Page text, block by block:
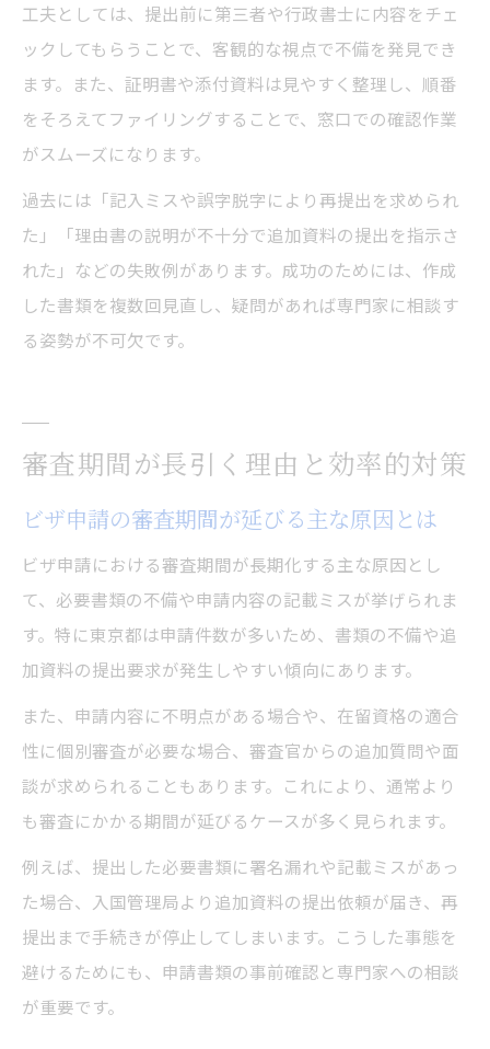
工夫としては、提出前に第三者や行政書士に内容をチェ
ックしてもらうことで、客観的な視点で不備を発見でき
ます。また、証明書や添付資料は見やすく整理し、順番
をそろえてファイリングすることで、窓口での確認作業
がスムーズになります。
過去には「記入ミスや誤字脱字により再提出を求められ
た」「理由書の説明が不十分で追加資料の提出を指示さ
れた」などの失敗例があります。成功のためには、作成
した書類を複数回見直し、疑問があれば専門家に相談す
る姿勢が不可欠です。
審査期間が長引く理由と効率的対策
ビザ申請の審査期間が延びる主な原因とは
ビザ申請における審査期間が長期化する主な原因とし
て、必要書類の不備や申請内容の記載ミスが挙げられま
す。特に東京都は申請件数が多いため、書類の不備や追
加資料の提出要求が発生しやすい傾向にあります。
また、申請内容に不明点がある場合や、在留資格の適合
性に個別審査が必要な場合、審査官からの追加質問や面
談が求められることもあります。これにより、通常より
も審査にかかる期間が延びるケースが多く見られます。
例えば、提出した必要書類に署名漏れや記載ミスがあっ
た場合、入国管理局より追加資料の提出依頼が届き、再
提出まで手続きが停止してしまいます。こうした事態を
避けるためにも、申請書類の事前確認と専門家への相談
が重要です。